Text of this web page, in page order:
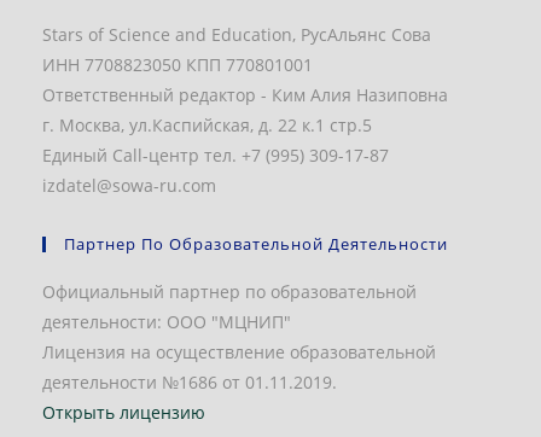
Stars of Science and Education, РусАльянс Сова
ИНН 7708823050 КПП 770801001
Ответственный редактор - Ким Алия Назиповна
г. Москва, ул.Каспийская, д. 22 к.1 стр.5
Единый Call-центр тел. +7 (995) 309-17-87
izdatel@sowa-ru.com
Партнер По Образовательной Деятельности
Официальный партнер по образовательной
деятельности: ООО "МЦНИП"
Лицензия на осуществление образовательной
деятельности №1686 от 01.11.2019.
Открыть лицензию